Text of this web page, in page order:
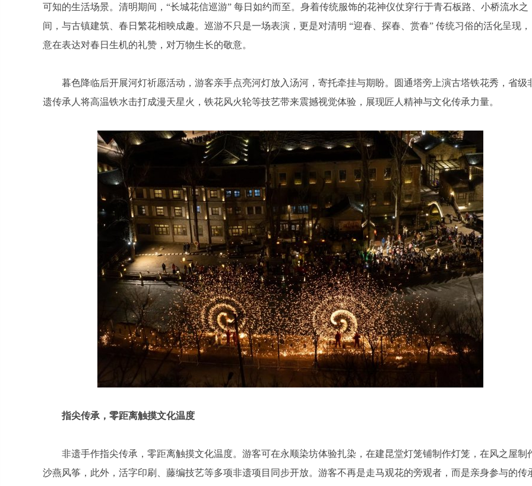
可知的生活场景。清明期间，“长城花信巡游” 每日如约而至。身着传统服饰的花神仪仗穿行于青石板路、小桥流水之
间，与古镇建筑、春日繁花相映成趣。巡游不只是一场表演，更是对清明 “迎春、探春、赏春” 传统习俗的活化呈现，
意在表达对春日生机的礼赞，对万物生长的敬意。
暮色降临后开展河灯祈愿活动，游客亲手点亮河灯放入汤河，寄托牵挂与期盼。圆通塔旁上演古塔铁花秀，省级
遗传承人将高温铁水击打成漫天星火，铁花风火轮等技艺带来震撼视觉体验，展现匠人精神与文化传承力量。
指尖传承，零距离触摸文化温度
非遗手作指尖传承，零距离触摸文化温度。游客可在永顺染坊体验扎染，在建昆堂灯笼铺制作灯笼，在风之屋制
沙燕风筝，此外，活字印刷、藤编技艺等多项非遗项目同步开放。游客不再是走马观花的旁观者，而是亲身参与的传